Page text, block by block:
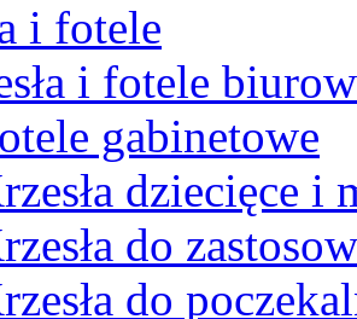
i fotele
i fotele
gabinetowe
dziecięce i
do
do